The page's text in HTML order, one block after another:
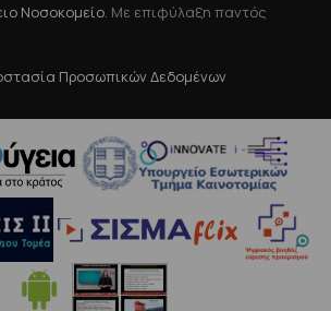
Νοσοκομείο . Με επιφύλαξη παντός
Προσωπικών Δεδομένων